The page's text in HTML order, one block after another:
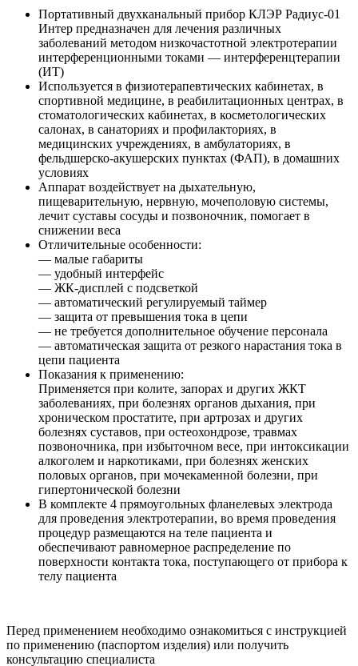
Портативный двухканальный прибор КЛЭР Радиус-01
Интер предназначен для лечения различных
заболеваний методом низкочастотной электротерапии
интерференционными токами — интерференцтерапии
(ИТ)
Используется в физиотерапевтических кабинетах, в
спортивной медицине, в реабилитационных центрах, в
стоматологических кабинетах, в косметологических
салонах, в санаториях и профилакториях, в
медицинских учреждениях, в амбулаториях, в
фельдшерско-акушерских пунктах (ФАП), в домашних
условиях
Аппарат воздействует на дыхательную,
пищеварительную, нервную, мочеполовую системы,
лечит суставы сосуды и позвоночник, помогает в
снижении веса
Отличительные особенности:
— малые габариты
— удобный интерфейс
— ЖК-дисплей с подсветкой
— автоматический регулируемый таймер
— защита от превышения тока в цепи
— не требуется дополнительное обучение персонала
— автоматическая защита от резкого нарастания тока в
цепи пациента
Показания к применению:
Применяется при колите, запорах и других ЖКТ
заболеваниях, при болезнях органов дыхания, при
хроническом простатите, при артрозах и других
болезнях суставов, при остеохондрозе, травмах
позвоночника, при избыточном весе, при интоксикации
алкоголем и наркотиками, при болезнях женских
половых органов, при мочекаменной болезни, при
гипертонической болезни
В комплекте 4 прямоугольных фланелевых электрода
для проведения электротерапии, во время проведения
процедур размещаются на теле пациента и
обеспечивают равномерное распределение по
поверхности контакта тока, поступающего от прибора к
телу пациента
Перед применением необходимо ознакомиться с инструкцией
по применению (паспортом изделия) или получить
консультацию специалиста